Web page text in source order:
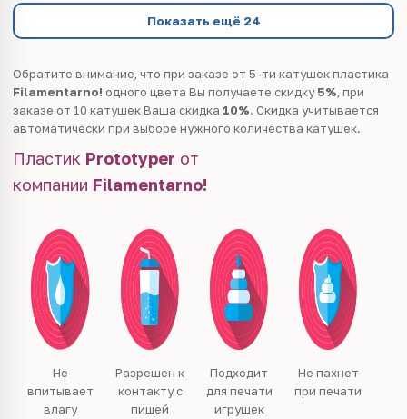
Показать ещё 24
Обратите внимание, что при заказе от 5-ти катушек пластика
Filamentarno! одного цвета Вы получаете скидку5% , при
заказе от 10 катушек Ваша скидка 10%. Скидка учитывается
автоматически при выборе нужного количества катушек.
Пластик Prototyper от
компании Filamentarno!
Не
впитывает
влагу
Разрешен к
контакту с
пищей
Подходит
для печати
игрушек
Не пахнет
при печати